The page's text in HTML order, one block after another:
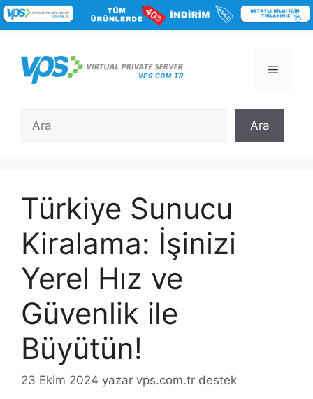
İçeriğe
atla
Menü
Ara
Türkiye Sunucu
Kiralama: İşinizi
Yerel Hız ve
Güvenlik ile
Büyütün!
23 Ekim 2024 yazar vps.com.tr destek